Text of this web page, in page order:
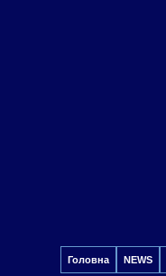
Головна NEWS